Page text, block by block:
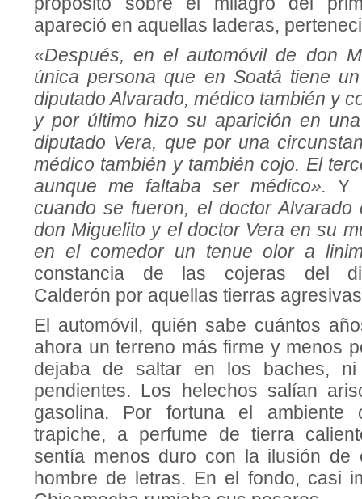
apareció en aquellas laderas,
«Después, en el automóvil de don
única persona que en Soatá tiene
diputado Alvarado, médico también y
y por último hizo su aparición en
diputado Vera, que por una
médico también y tam­bién cojo. El
aunque me fal­taba ser médico». Y
cuando se fueron, el doctor Alvarado
don Miguelito y el doctor Vera en su
en el comedor un tenue olor a
constancia de las cojeras del
Calderón por aquellas tierras
El automóvil, quién sabe cuántos
ahora un terreno más firme y menos
dejaba de saltar en los baches,
pendientes. Los helechos salían
gasolina. Por fortuna el
trapiche, a perfume de tierra
sentía menos duro con la ilusión de
hombre de letras. En el fondo, casi